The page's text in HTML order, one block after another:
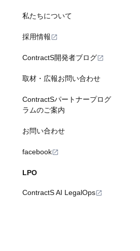
私たちについて
採用情報
ContractS開発者ブログ
取材・広報お問い合わせ
ContractSパートナープログ
ラムのご案内
お問い合わせ
facebook
LPO
ContractS AI LegalOps